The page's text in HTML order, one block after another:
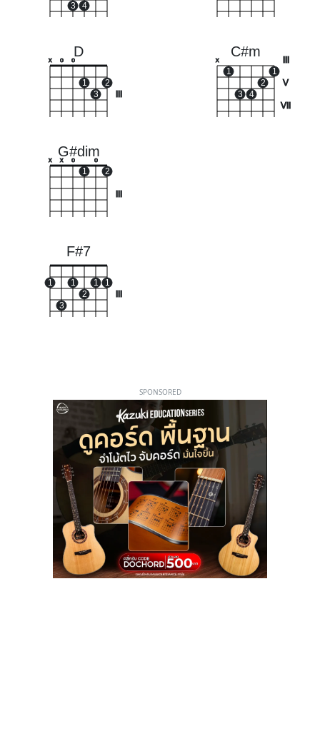
3 4
D
x o o
1
3
2
C#m
V
VII
x
1
3 4
2
1
G#dim
x x o
1
o
2
F#7
1
3
1
2
1 1
SPONSORED